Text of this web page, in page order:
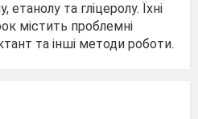
етанолу та гліцеролу. Їхні
містить проблемні
та інші методи роботи.